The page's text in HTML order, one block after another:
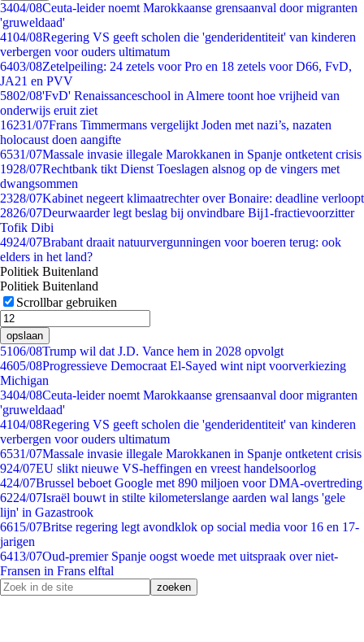
3404/08Ceuta-leider noemt Marokkaanse grensaanval door migranten
'gruweldaad'
4104/08Regering VS geeft scholen die 'genderidentiteit' van kinderen
verbergen voor ouders ultimatum
6403/08Zetelpeiling: 24 zetels voor Pro en 18 zetels voor D66, FvD,
JA21 en PVV
5802/08'FvD' Renaissanceschool in Almere toont hoe vrijheid van
onderwijs eruit ziet
16231/07Frans Timmermans vergelijkt Joden met nazi’s, nazaten
holocaust doen aangifte
6531/07Massale invasie illegale Marokkanen in Spanje ontketent crisis
1928/07Rechtbank tikt Dienst Toeslagen alsnog op de vingers met
dwangsommen
2328/07Kabinet negeert klimaatrechter over Bonaire: deadline verloopt
2826/07Deurwaarder legt beslag bij onvindbare Bij1-fractievoorzitter
Tofik Dibi
4924/07Brabant draait natuurvergunningen voor boeren terug: ook
elders in het land?
Politiek Buitenland
Politiek Buitenland
Scrollbar gebruiken
opslaan
5106/08Trump wil dat J.D. Vance hem in 2028 opvolgt
4605/08Progressieve Democraat El-Sayed wint nipt voorverkiezing
Michigan
3404/08Ceuta-leider noemt Marokkaanse grensaanval door migranten
'gruweldaad'
4104/08Regering VS geeft scholen die 'genderidentiteit' van kinderen
verbergen voor ouders ultimatum
6531/07Massale invasie illegale Marokkanen in Spanje ontketent crisis
924/07EU slikt nieuwe VS-heffingen en vreest handelsoorlog
424/07Brussel beboet Google met 890 miljoen voor DMA-overtreding
6224/07Israël bouwt in stilte kilometerslange aarden wal langs 'gele
lijn' in Gazastrook
6615/07Britse regering legt avondklok op social media voor 16 en 17-
jarigen
6413/07Oud-premier Spanje oogst woede met uitspraak over niet-
Fransen in Frans elftal